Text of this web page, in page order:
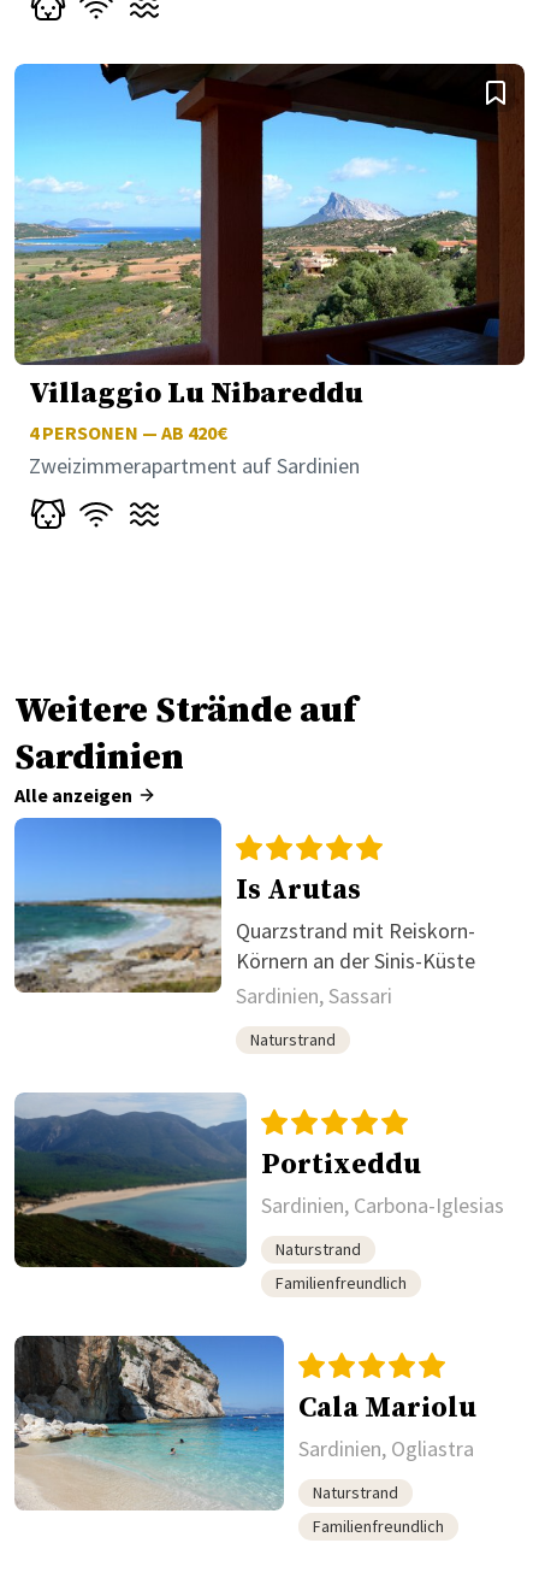
Villaggio Lu Nibareddu
4PERSONEN — AB 420€
Zweizimmerapartment auf Sardinien
Weitere Strände auf
Sardinien
Alle anzeigen
Is Arutas
Quarzstrand mit Reiskorn-
Körnern an der Sinis-Küste
Sardinien, Sassari
Naturstrand
Portixeddu
Sardinien, Carbona-Iglesias
Naturstrand
Familienfreundlich
Cala Mariolu
Sardinien, Ogliastra
Naturstrand
Familienfreundlich